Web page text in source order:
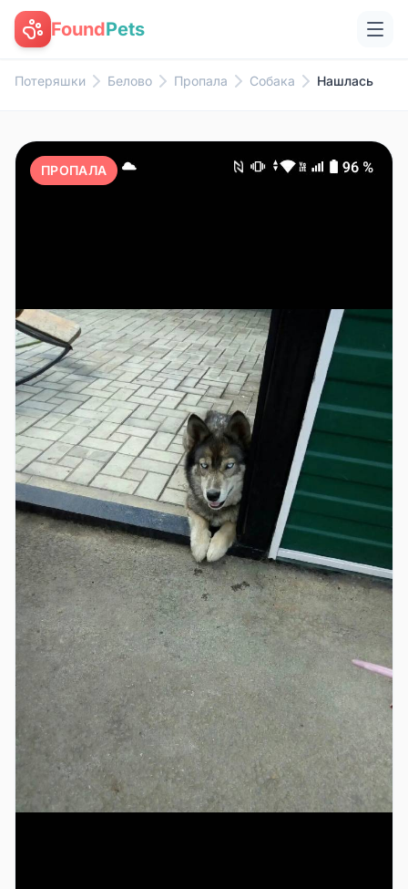
FoundPets
Потеряшки Белово Пропала Собака Нашлась
ПРОПАЛА